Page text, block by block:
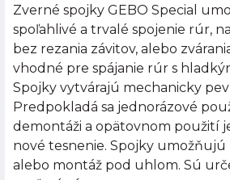
Zverné spojky GEBO Special
spoľahlivé a trvalé spojenie rúr,
bez rezania závitov, alebo
vhodné pre spájanie rúr s
Spojky vytvárajú mechanicky
Predpokladá sa jednorázové
demontáži a opätovnom použití
nové tesnenie. Spojky
alebo montáž pod uhlom. Sú